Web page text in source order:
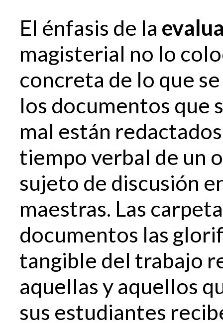
El énfasis de la
magisterial no lo
concreta de lo que
los documentos que
mal están
tiempo verbal de un
sujeto de discusión
maestras. Las
documentos las
tangible del trabajo
aquellas y aquellos
sus estudiantes